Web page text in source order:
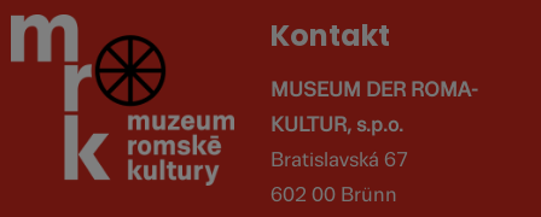
Kontakt
MUSEUM DER ROMA-
KULTUR, s.p.o.
Bratislavská 67
602 00 Brünn